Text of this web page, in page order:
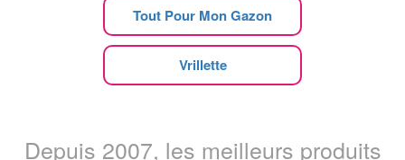
Tout Pour Mon Gazon
Vrillette
Depuis 2007, les meilleurs produits